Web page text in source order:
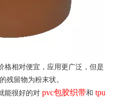
格相对便宜，应用更广泛，但是
残留物为粉末状。
能很好的对 pvc包胶织带和 tpu